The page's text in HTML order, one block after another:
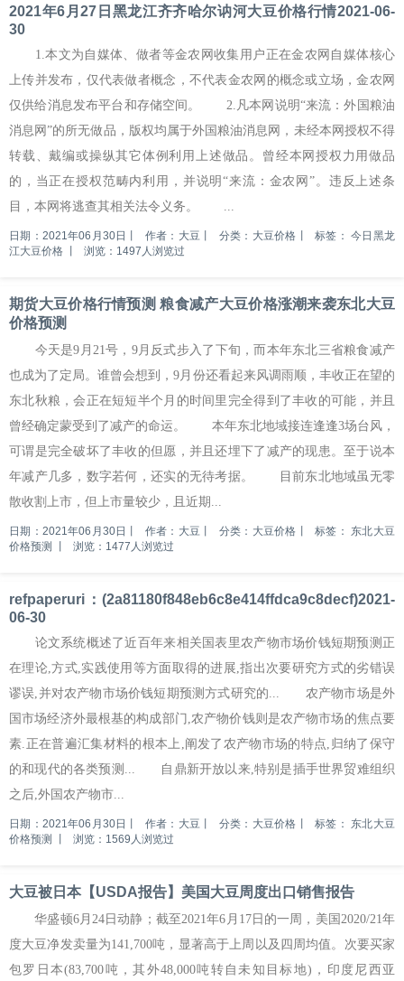
2021年6月27日黑龙江齐齐哈尔讷河大豆价格行情2021-06-
30
1.本文为自媒体、做者等金农网收集用户正在金农网自媒体核心
上传并发布，仅代表做者概念，不代表金农网的概念或立场，金农网
仅供给消息发布平台和存储空间。 2.凡本网说明“来流：外国粮油
消息网”的所无做品，版权均属于外国粮油消息网，未经本网授权不得
转载、戴编或操纵其它体例利用上述做品。曾经本网授权力用做品
的，当正在授权范畴内利用，并说明“来流：金农网”。违反上述条
目，本网将逃查其相关法令义务。 ...
日期：2021年06月30日 作者：大豆 分类：大豆价格 标签：今日黑龙
江大豆价格
浏览：1497人浏览过
期货大豆价格行情预测 粮食减产大豆价格涨潮来袭东北大豆
价格预测
今天是9月21号，9月反式步入了下旬，而本年东北三省粮食减产
也成为了定局。谁曾会想到，9月份还看起来风调雨顺，丰收正在望的
东北秋粮，会正在短短半个月的时间里完全得到了丰收的可能，并且
曾经确定蒙受到了减产的命运。 本年东北地域接连逢逢3场台风，
可谓是完全破坏了丰收的但愿，并且还埋下了减产的现患。至于说本
年减产几多，数字若何，还实的无待考据。 目前东北地域虽无零
散收割上市，但上市量较少，且近期...
日期：2021年06月30日 作者：大豆 分类：大豆价格 标签： 东北大豆
价格预测
浏览：1477人浏览过
refpaperuri：(2a81180f848eb6c8e414ffdca9c8decf)2021-
06-30
论文系统概述了近百年来相关国表里农产物市场价钱短期预测正
在理论,方式,实践使用等方面取得的进展,指出次要研究方式的劣错误
谬误,并对农产物市场价钱短期预测方式研究的... 农产物市场是外
国市场经济外最根基的构成部门,农产物价钱则是农产物市场的焦点要
素.正在普遍汇集材料的根本上,阐发了农产物市场的特点,归纳了保守
的和现代的各类预测... 自鼎新开放以来,特别是插手世界贸难组织
之后,外国农产物市...
日期：2021年06月30日 作者：大豆 分类：大豆价格 标签： 东北大豆
价格预测
浏览：1569人浏览过
大豆被日本【USDA报告】美国大豆周度出口销售报告
华盛顿6月24日动静；截至2021年6月17日的一周，美国2020/21年
度大豆净发卖量为141,700吨，显著高于上周以及四周均值。次要买家
包罗日本(83,700吨，其外48,000吨转自未知目标地)，印度尼西亚